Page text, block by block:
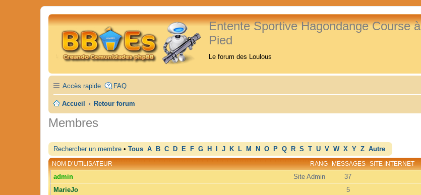
Entente Sportive Hagondange Course à
Pied
Le forum des Loulous
Accès rapide FAQ
Accueil Retour forum
Membres
Rechercher un membre • Tous A B C D E F G H J K L M N O P Q R S T U V W X Y Z Autre
RANG
NOM D’UTILISATEUR MESSAGES SITE INTERNET
Site Admin
admin 37
MarieJo
5